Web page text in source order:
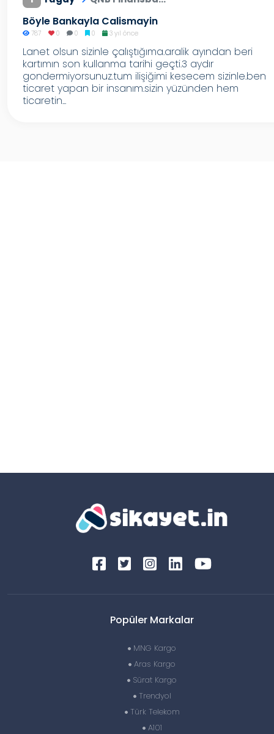
Böyle Bankayla Calismayin
787 0 0 0 3 yıl önce
Lanet olsun sizinle çalıştığıma.aralik ayından beri
kartımın son kullanma tarihi geçti.3 aydır
gondermiyorsunuz.tum ilişiğimi kesecem sizinle.ben
ticaret yapan bir insanım.sizin yüzünden hem
ticaretin...
Popüler Markalar
MNG Kargo
Aras Kargo
Sürat Kargo
Trendyol
Türk Telekom
A101